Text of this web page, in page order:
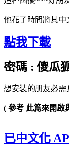
他花了時間將其中
點我下載
密碼 : 傻瓜
想安裝的朋友必需
( 參考 此篇來開啟
已中文化